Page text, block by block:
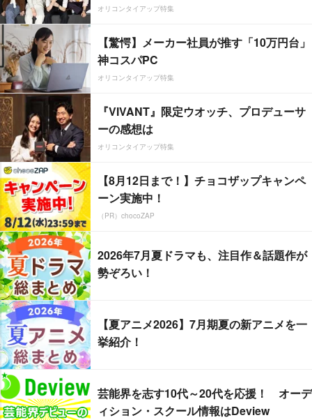
オリコンタイアップ特集
【驚愕】メーカー社員が推す「10万円台」
神コスパPC
オリコンタイアップ特集
『VIVANT』限定ウオッチ、プロデューサ
ーの感想は
オリコンタイアップ特集
【8月12日まで！】チョコザップキャンペ
ーン実施中！
（PR）chocoZAP
2026年7月夏ドラマも、注目作＆話題作が
勢ぞろい！
【夏アニメ2026】7月期夏の新アニメを一
挙紹介！
芸能界を志す10代～20代を応援！ オーデ
ィション・スクール情報はDeview